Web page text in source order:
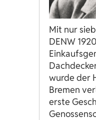
Mit nur
DENW
wurde der
Bremen
erste